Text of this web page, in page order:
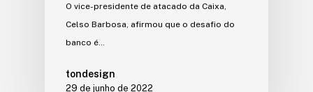
O vice-presidente de atacado da Caixa,
Celso Barbosa, afirmou que o desafio do
banco é…
tondesign
29 de junho de 2022